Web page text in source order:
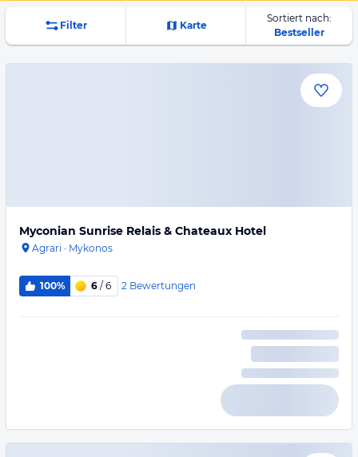
Filter Karte
Sortiert nach:
Bestseller
Myconian Sunrise Relais & Chateaux Hotel
Agrari · Mykonos
100% 6 / 6 2 Bewertungen